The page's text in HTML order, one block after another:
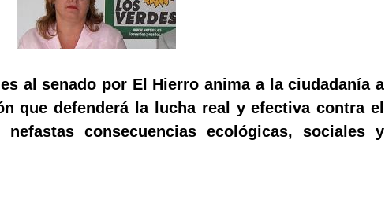
al senado por El Hierro anima a la ciudadanía a
que defenderá la lucha real y efectiva contra el
consecuencias ecológicas, sociales y